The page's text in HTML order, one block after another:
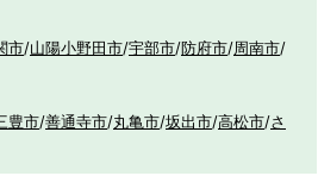
市/山陽小野田市/宇部市/防府市/周南市/
豊市/善通寺市/丸亀市/坂出市/高松市/さ